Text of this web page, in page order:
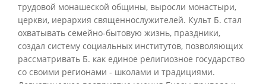
трудовой монашеской общины, выросли монастыри,
церкви, иерархия священнослужителей. Культ Б. стал
охватывать семейно-бытовую жизнь, праздники,
создал систему социальных институтов, позволяющих
рассматривать Б. как единое религиозное государство
со своими регионами - школами и традициями.